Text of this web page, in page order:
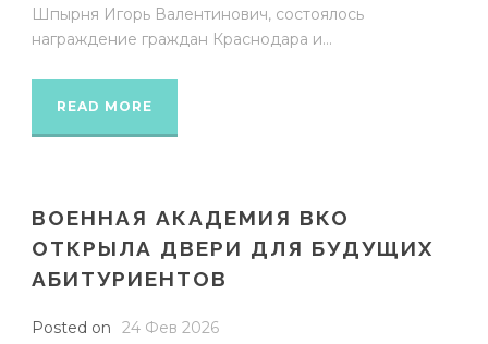
Шпырня Игорь Валентинович, состоялось
награждение граждан Краснодара и...
READ MORE
ВОЕННАЯ АКАДЕМИЯ ВКО
ОТКРЫЛА ДВЕРИ ДЛЯ БУДУЩИХ
АБИТУРИЕНТОВ
Posted on
24 Фев 2026